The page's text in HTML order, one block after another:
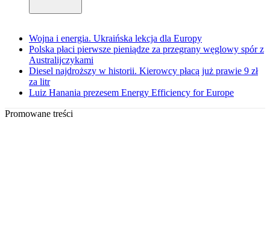
Wojna i energia. Ukraińska lekcja dla Europy
Polska płaci pierwsze pieniądze za przegrany węglowy spór z
Australijczykami
Diesel najdroższy w historii. Kierowcy płacą już prawie 9 zł
za litr
Luiz Hanania prezesem Energy Efficiency for Europe
Promowane treści